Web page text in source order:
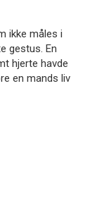
ikke måles i
gestus. En
hjerte havde
en mands liv